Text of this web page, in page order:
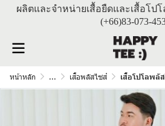
ผลิตและจำหน่ายเสื้อยืดและเสื้อโป
(+66)83-073-
หน้าหลัก ... เสื้อพลัสไซส์ เสื้อโปโลพลั